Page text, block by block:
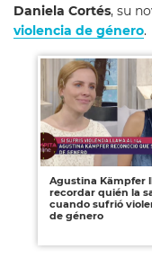
Daniela Cortés, su
violencia de género.
Agustina Kämpfer
recordar quién la
cuando sufrió
de género